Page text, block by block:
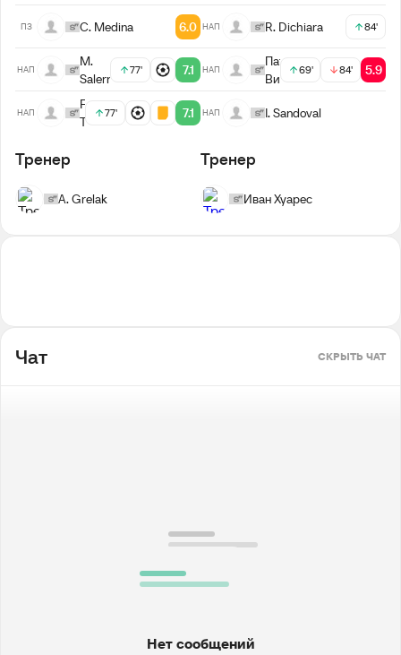
ПЗ C. Medina 6.0
НАП
M.
Salerno
77' 7.1
НАП
F.
Tissera
77' 7.1
НАП R. Dichiara 84'
НАП
Патрисио
Видаль
69' 84' 5.9
НАП I. Sandoval
Тренер
A. Grelak
Тренер
Иван Хуарес
Чат СКРЫТЬ ЧАТ
Нет сообщений